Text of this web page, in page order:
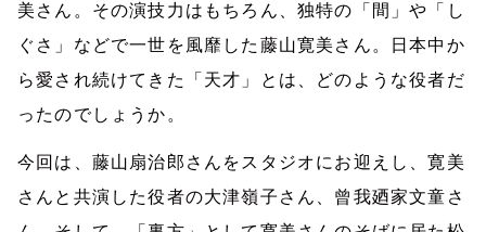
美さん。その演技力はもちろん、独特の「間」や「し
ぐさ」などで一世を風靡した藤山寛美さん。日本中か
ら愛され続けてきた「天才」とは、どのような役者だ
ったのでしょうか。
今回は、藤山扇治郎さんをスタジオにお迎えし、寛美
さんと共演した役者の大津嶺子さん、曾我廼家文童さ